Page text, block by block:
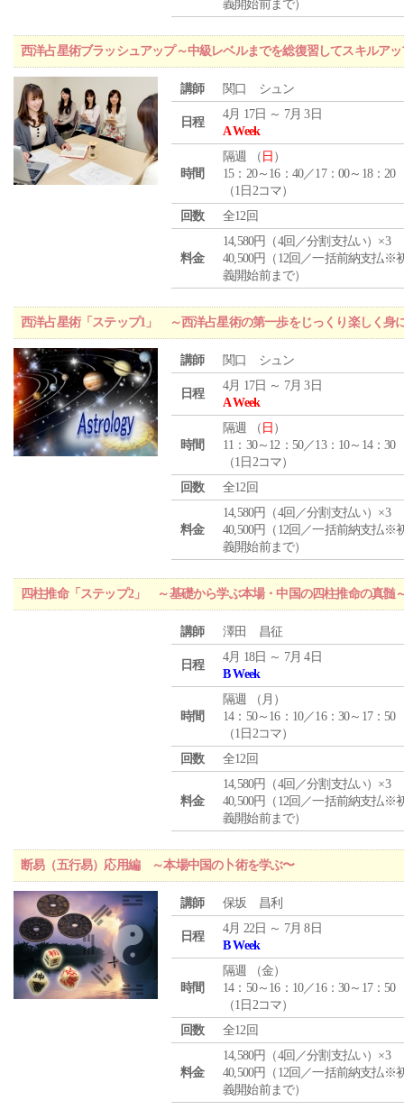
義開始前まで）
西洋占星術ブラッシュアップ～中級レベルまでを総復習してスキルア
講師 関口 シュン
日程
4月 17日 ～ 7月 3日
A Week
時間
隔週 （ 日 ）
15：20～16：40／17：00～18：20
（1日2コマ）
回数
全12回
料金
14,580円（4回／分割支払い）×3
40,500円（12回／一括前納支払※
義開始前まで）
西洋占星術「ステップ1」 ～西洋占星術の第一歩をじっくり楽しく身
講師 関口 シュン
日程
4月 17日 ～ 7月 3日
A Week
時間
隔週 （ 日 ）
11：30～12：50／13：10～14：30
（1日2コマ）
回数
全12回
料金
14,580円（4回／分割支払い）×3
40,500円（12回／一括前納支払※
義開始前まで）
四柱推命「ステップ2」 ～基礎から学ぶ本場・中国の四柱推命の真髄
講師 澤田 昌征
日程
4月 18日 ～ 7月 4日
B Week
時間
隔週 （ 月 ）
14：50～16：10／16：30～17：50
（1日2コマ）
回数
全12回
料金
14,580円（4回／分割支払い）×3
40,500円（12回／一括前納支払※
義開始前まで）
断易（五行易）応用編 ～本場中国の卜術を学ぶ〜
講師 保坂 昌利
日程
4月 22日 ～ 7月 8日
B Week
時間
隔週 （金）
14：50～16：10／16：30～17：50
（1日2コマ）
回数
全12回
料金
14,580円（4回／分割支払い）×3
40,500円（12回／一括前納支払※
義開始前まで）